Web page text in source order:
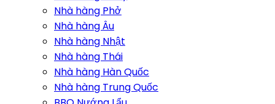
Nhà hàng Phở
Nhà hàng Âu
Nhà hàng Nhật
Nhà hàng Thái
Nhà hàng Hàn Quốc
Nhà hàng Trung Quốc